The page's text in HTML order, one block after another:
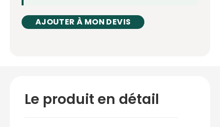
AJOUTER À MON DEVIS
Le produit en détail